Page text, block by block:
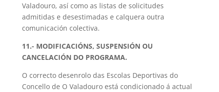
Valadouro, así como as listas de solicitudes
admitidas e desestimadas e calquera outra
comunicación colectiva.
11.- MODIFICACIÓNS, SUSPENSIÓN OU
CANCELACIÓN DO PROGRAMA.
O correcto desenrolo das Escolas Deportivas do
Concello de O Valadouro está condicionado á actual